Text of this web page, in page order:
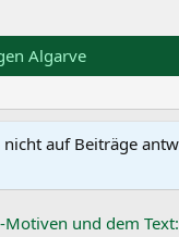
Algarve
auf Beiträge